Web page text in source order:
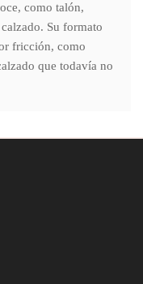
como talón,
Su formato
fricción, como
que todavía no